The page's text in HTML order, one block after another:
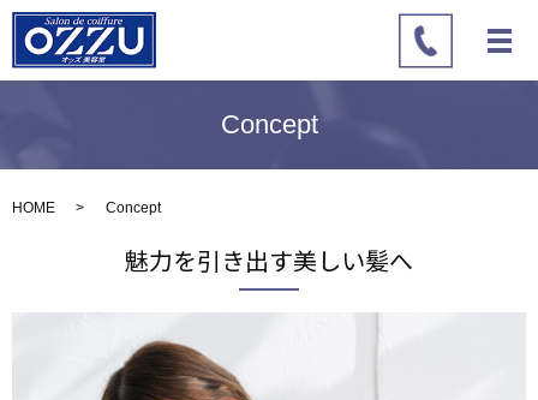
Concept
HOME Concept
魅力を引き出す美しい髪へ